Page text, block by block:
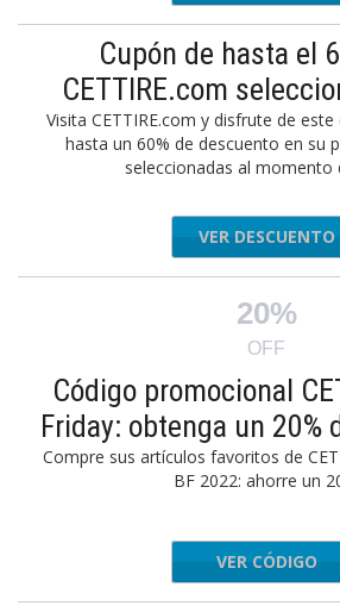
Cupón de hasta el
CETTIRE.com
Visita CETTIRE.com y disfrute de
hasta un 60% de descuento en su
seleccionadas al momento
VER DESCUENTO
20%
OFF
Código promocional
Friday: obtenga un 20%
Compre sus artículos favoritos de
BF 2022: ahorre un
FW20
VER CÓDIGO